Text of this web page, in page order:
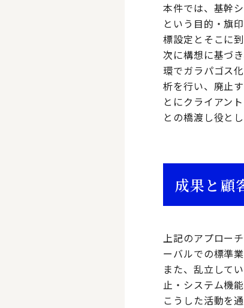
本件では、基幹
という目的・旗
標設定とそこに
次に構想に基づ
環でガラパゴス
析を行い、廃止
とにクライアン
との橋渡し役と
成果と顧
上記のアプロー
ーバルでの標準
また、乱立して
止・システム機
こうした活動を